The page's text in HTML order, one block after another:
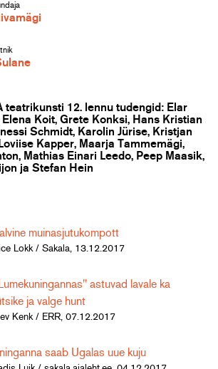
teatrikunsti 12. lennu tudengid: Elar
Elena Koit, Grete Konksi, Hans Kristian
Schmidt, Karolin Jürise, Kristjan
Kapper, Maarja Tammemägi,
Mathias Einari Leedo, Peep Maasik,
ja Stefan Hein
muinasjutukompott
Lokk / Sakala, 13.12.2017
astuvad lavale ka
ja valge hunt
Kenk / ERR, 07.12.2017
saab Ugalas uue kuju